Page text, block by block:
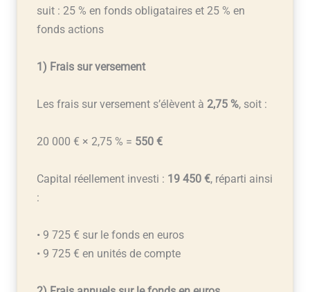
suit : 25 % en fonds obligataires et 25 % en
fonds actions
1) Frais sur versement
Les frais sur versement s’élèvent à 2,75 %, soit :
20 000 € × 2,75 % = 550 €
Capital réellement investi : 19 450 €, réparti ainsi
:
• 9 725 € sur le fonds en euros
• 9 725 € en unités de compte